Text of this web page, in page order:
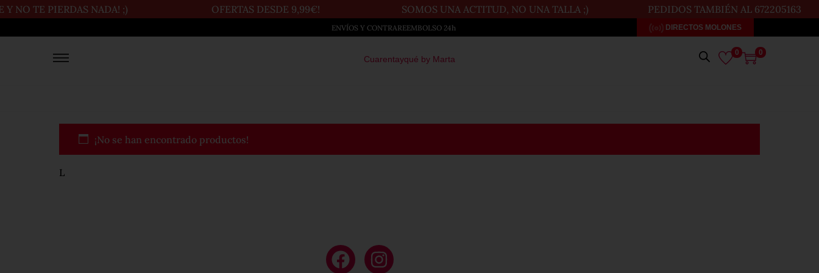
NO TE PIERDAS NADA! ;) OFERTAS DESDE 9,99€! SOMOS UNA ACTITUD, NO UNA TALLA ;) PEDIDOS TAMBIÉN AL 672205163
ENVÍOS Y CONTRAREEMBOLSO 24h DIRECTOS MOLONES
Cuarentayqué by Marta
0 0
¡No se han encontrado productos!
L